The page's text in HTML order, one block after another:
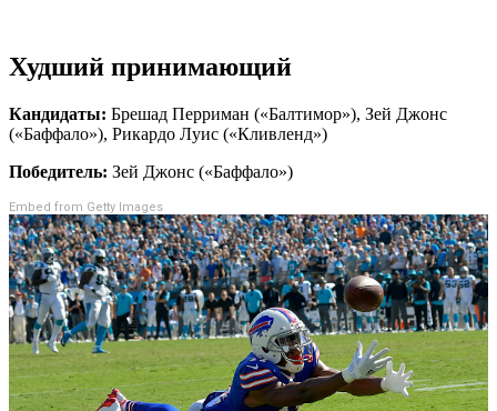
Худший принимающий
Кандидаты: Брешад Перриман («Балтимор»), Зей Джонс
(«Баффало»), Рикардо Луис («Кливленд»)
Победитель: Зей Джонс («Баффало»)
Embed from Getty Images